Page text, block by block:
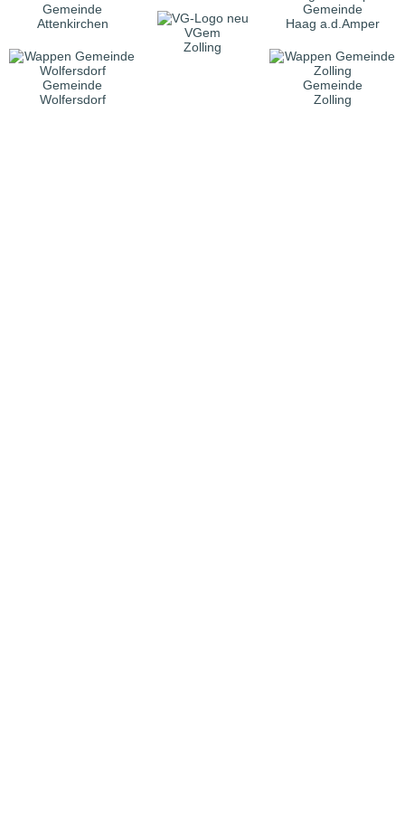
Gemeinde
Attenkirchen
VGem
Zolling
Gemeinde
Haag a.d.Amper
Gemeinde
Wolfersdorf
Gemeinde
Zolling